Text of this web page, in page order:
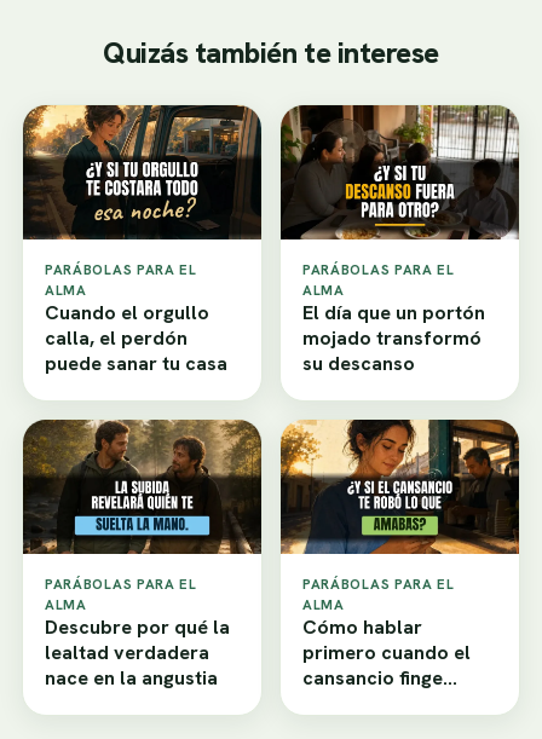
Quizás también te interese
PARÁBOLAS PARA EL
ALMA
Cuando el orgullo
calla, el perdón
puede sanar tu casa
PARÁBOLAS PARA EL
ALMA
El día que un portón
mojado transformó
su descanso
PARÁBOLAS PARA EL
ALMA
Descubre por qué la
lealtad verdadera
nace en la angustia
PARÁBOLAS PARA EL
ALMA
Cómo hablar
primero cuando el
cansancio finge